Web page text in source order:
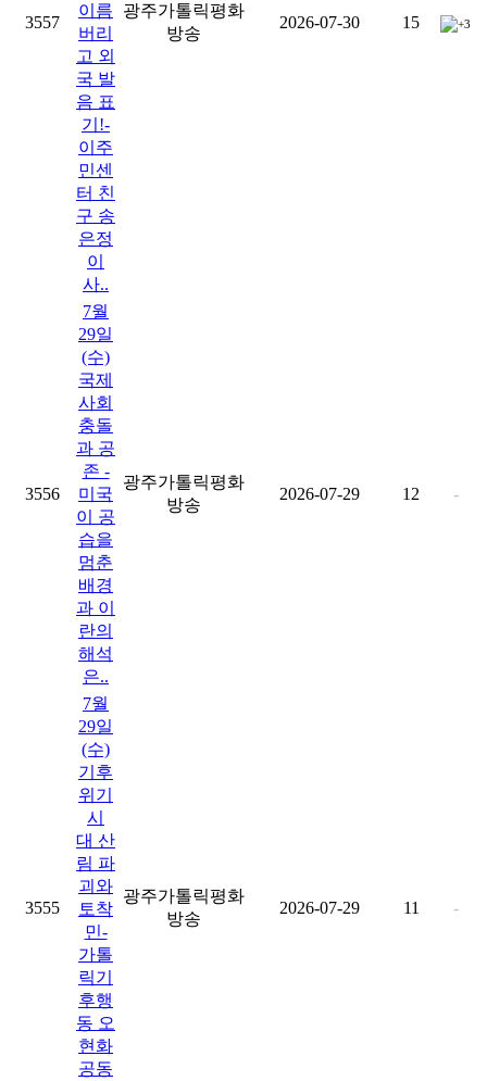
3557
이름
버리
고 외
국 발
음 표
기!-
이주
민센
터 친
구 송
은정
이
사..
광주가톨릭평화
방송
2026-07-30 15 +3
3556
7월
29일
(수)
국제
사회
충돌
과 공
존 -
미국
이 공
습을
멈춘
배경
과 이
란의
해석
은..
광주가톨릭평화
방송
2026-07-29 12 -
3555
7월
29일
(수)
기후
위기
시
대 산
림 파
괴와
토착
민-
가톨
릭기
후행
동 오
현화
공동
광주가톨릭평화
방송
2026-07-29 11 -